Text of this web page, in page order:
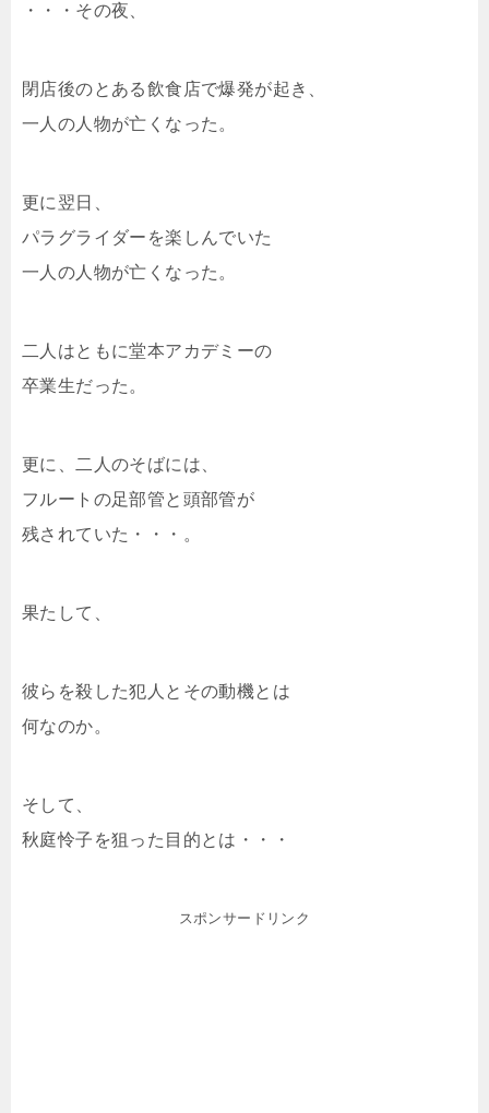
・・・その夜、
閉店後のとある飲食店で爆発が起き、
一人の人物が亡くなった。
更に翌日、
パラグライダーを楽しんでいた
一人の人物が亡くなった。
二人はともに堂本アカデミーの
卒業生だった。
更に、二人のそばには、
フルートの足部管と頭部管が
残されていた・・・。
果たして、
彼らを殺した犯人とその動機とは
何なのか。
そして、
秋庭怜子を狙った目的とは・・・
スポンサードリンク